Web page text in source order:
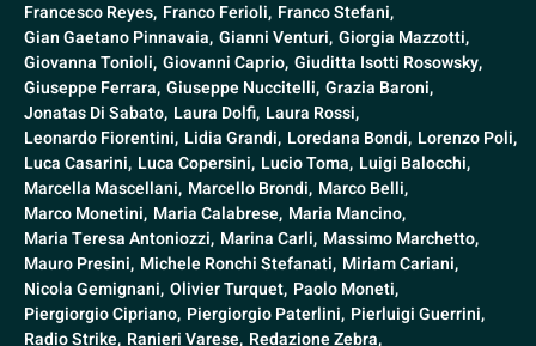
Francesco Reyes, Franco Ferioli, Franco Stefani,
Gian Gaetano Pinnavaia, Gianni Venturi, Giorgia Mazzotti,
Giovanna Tonioli, Giovanni Caprio, Giuditta Isotti Rosowsky,
Giuseppe Ferrara, Giuseppe Nuccitelli, Grazia Baroni,
Jonatas Di Sabato, Laura Dolfi, Laura Rossi,
Leonardo Fiorentini, Lidia Grandi, Loredana Bondi, Lorenzo Poli,
Luca Casarini, Luca Copersini, Lucio Toma, Luigi Balocchi,
Marcella Mascellani, Marcello Brondi, Marco Belli,
Marco Monetini, Maria Calabrese, Maria Mancino,
Maria Teresa Antoniozzi, Marina Carli, Massimo Marchetto,
Mauro Presini, Michele Ronchi Stefanati, Miriam Cariani,
Nicola Gemignani, Olivier Turquet, Paolo Moneti,
Piergiorgio Cipriano, Piergiorgio Paterlini, Pierluigi Guerrini,
Radio Strike, Ranieri Varese, Redazione Zebra,